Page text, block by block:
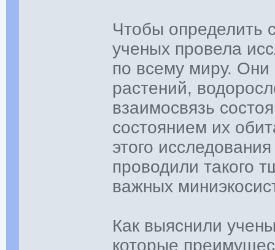
Чтобы определить
ученых провела
по всему миру. Они
растений,
взаимосвязь
состоянием их
этого
проводили такого
важных
Как выяснили
которые